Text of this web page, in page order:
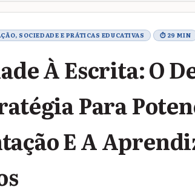
SOCIEDADE E PRÁTICAS EDUCATIVAS ⏱ 29 MIN
À Escrita: O
Para
E A